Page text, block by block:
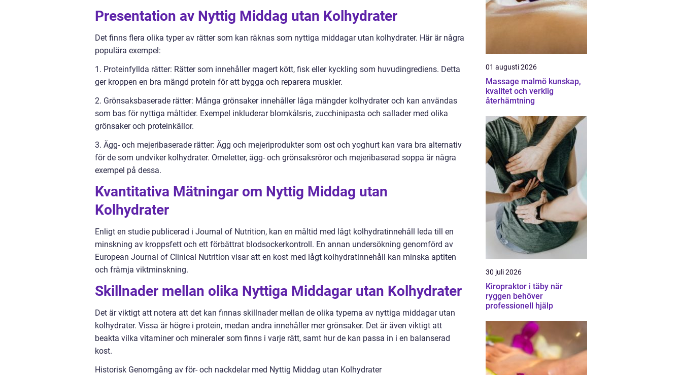
Presentation av Nyttig Middag utan Kolhydrater
Det finns flera olika typer av rätter som kan räknas som nyttiga middagar utan kolhydrater. Här är några
populära exempel:
1. Proteinfyllda rätter: Rätter som innehåller magert kött, fisk eller kyckling som huvudingrediens. Detta
ger kroppen en bra mängd protein för att bygga och reparera muskler.
2. Grönsaksbaserade rätter: Många grönsaker innehåller låga mängder kolhydrater och kan användas
som bas för nyttiga måltider. Exempel inkluderar blomkålsris, zucchinipasta och sallader med olika
grönsaker och proteinkällor.
3. Ägg- och mejeribaserade rätter: Ägg och mejeriprodukter som ost och yoghurt kan vara bra alternativ
för de som undviker kolhydrater. Omeletter, ägg- och grönsaksröror och mejeribaserad soppa är några
exempel på dessa.
Kvantitativa Mätningar om Nyttig Middag utan
Kolhydrater
Enligt en studie publicerad i Journal of Nutrition, kan en måltid med lågt kolhydratinnehåll leda till en
minskning av kroppsfett och ett förbättrat blodsockerkontroll. En annan undersökning genomförd av
European Journal of Clinical Nutrition visar att en kost med lågt kolhydratinnehåll kan minska aptiten
och främja viktminskning.
Skillnader mellan olika Nyttiga Middagar utan Kolhydrater
Det är viktigt att notera att det kan finnas skillnader mellan de olika typerna av nyttiga middagar utan
kolhydrater. Vissa är högre i protein, medan andra innehåller mer grönsaker. Det är även viktigt att
beakta vilka vitaminer och mineraler som finns i varje rätt, samt hur de kan passa in i en balanserad
kost.
Historisk Genomgång av för- och nackdelar med Nyttig Middag utan Kolhydrater
01 augusti 2026
Massage malmö kunskap,
kvalitet och verklig
återhämtning
30 juli 2026
Kiropraktor i täby när
ryggen behöver
professionell hjälp